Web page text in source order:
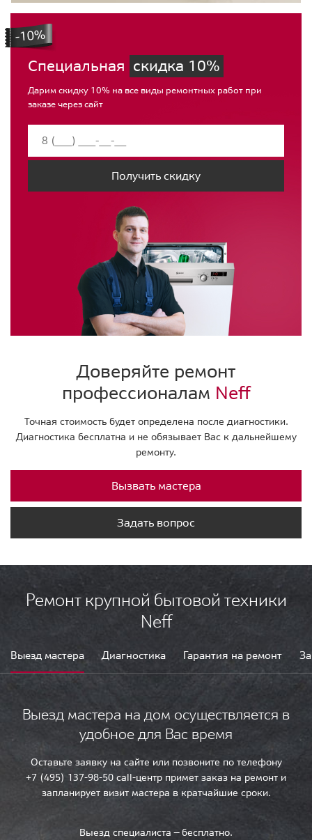
Специальная скидка 10%
Дарим скидку 10% на все виды ремонтных работ при
заказе через сайт
Получить скидку
Доверяйте ремонт
профессионалам Neff
Точная стоимость будет определена после диагностики.
Диагностика бесплатна и не обязывает Вас к дальнейшему
ремонту.
Вызвать мастера
Задать вопрос
Ремонт крупной бытовой техники
Neff
Выезд мастера Диагностика Гарантия на ремонт
Выезд мастера на дом осуществляется в
удобное для Вас время
Оставьте заявку на сайте или позвоните по телефону
+7 (495) 137-98-50 call-центр примет заказ на ремонт и
запланирует визит мастера в кратчайшие сроки.
Выезд специалиста — бесплатно.